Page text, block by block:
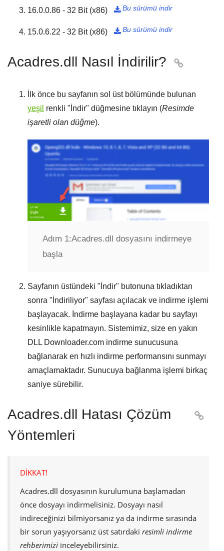
16.0.0.86 - 32 Bit (x86) Bu sürümü indir

15.0.6.22 - 32 Bit (x86) Bu sürümü indir

Acadres.dll Nasıl İndirilir? 
İlk önce bu sayfanın sol üst bölümünde bulunan
yeşil renkli " İndir" düğmesine tıklayın (Resimde
işaretli olan düğme).
Adım 1:Acadres.dll dosyasını indirmeye
başla
Sayfanın üstündeki " İndir" butonuna tıkladıktan
sonra " İndiriliyor" sayfası açılacak ve indirme işlemi
başlayacak. İndirme başlayana kadar bu sayfayı
kesinlikle kapatmayın. Sistemimiz, size en yakın
DLL Downloader.com indirme sunucusuna
bağlanarak en hızlı indirme performansını sunmayı
amaçlamaktadır. Sunucuya bağlanma işlemi birkaç
saniye sürebilir.
Acadres.dll Hatası Çözüm
Yöntemleri

DİKKAT!
Acadres.dll dosyasının kurulumuna başlamadan
önce dosyayı indirmelisiniz. Dosyayı nasıl
indireceğinizi bilmiyorsanız ya da indirme sırasında
bir sorun yaşıyorsanız üst satırdaki resimli indirme
rehberimizi inceleyebilirsiniz.